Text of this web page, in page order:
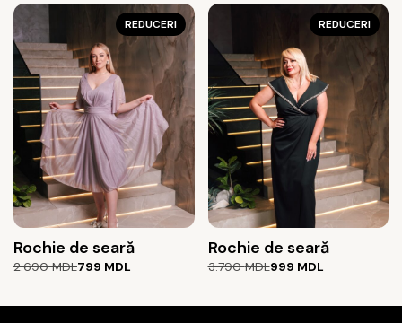
a
5.490 MDL.
este:
a
4.390 MDL.
este:
REDUCERI
Rochie de seară
2.690MDL
Prețul
799 MDL
Prețul
REDUCERI
Rochie de seară
3.790MDL
Prețul
999 MDL
Prețul